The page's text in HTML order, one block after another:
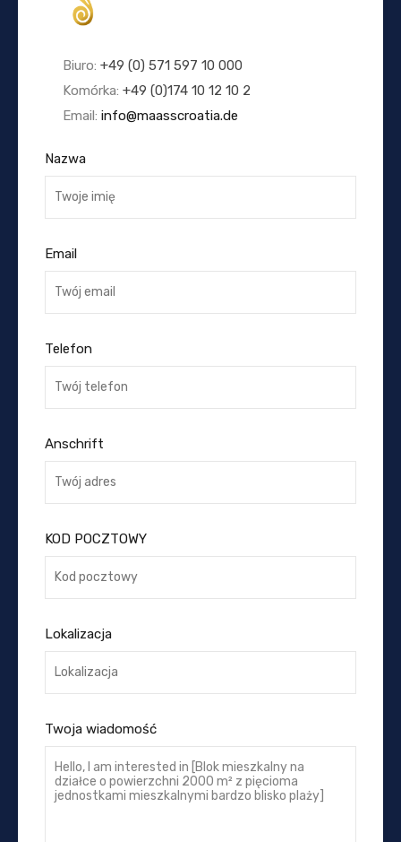
Biuro: +49 (0) 571 597 10 000
Komórka: +49 (0)174 10 12 10 2
Email: info@maasscroatia.de
Nazwa
Email
Telefon
Anschrift
KOD POCZTOWY
Lokalizacja
Twoja wiadomość